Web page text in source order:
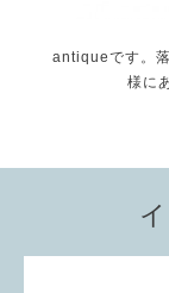
antiqueです。
様に